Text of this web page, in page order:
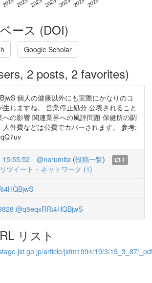
ース (DOI)
Google Scholar
2 posts, 2 favorites)
個人の健康以外にも実際にかなりのコ
生じますね。 営業停止処分 公表されること
への影響 関連業界への風評問題 保健所の調
件費などは公費でカバーされます。 参考:
@narumita (投稿一覧)
1
リツイート・ネットワーク (1)
@q8eqxRRt4HQBjwS
リスト
article/jsfm1994/19/3/19_3_87/